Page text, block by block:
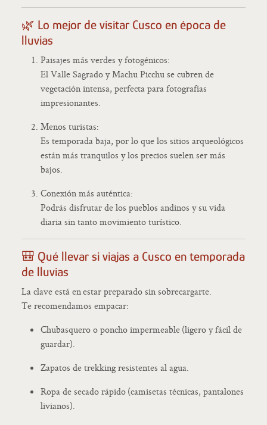
🌿 Lo mejor de visitar Cusco en época de
lluvias
Paisajes más verdes y fotogénicos:
El Valle Sagrado y Machu Picchu se cubren de
vegetación intensa, perfecta para fotografías
impresionantes.
Menos turistas:
Es temporada baja, por lo que los sitios arqueológicos
están más tranquilos y los precios suelen ser más
bajos.
Conexión más auténtica:
Podrás disfrutar de los pueblos andinos y su vida
diaria sin tanto movimiento turístico.
🎒 Qué llevar si viajas a Cusco en temporada
de lluvias
La clave está en estar preparado sin sobrecargarte.
Te recomendamos empacar:
Chubasquero o poncho impermeable (ligero y fácil de
guardar).
Zapatos de trekking resistentes al agua.
Ropa de secado rápido (camisetas técnicas, pantalones
livianos).